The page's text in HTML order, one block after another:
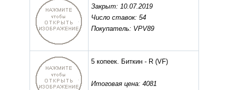
Закрыт: 10.07.2019
Число ставок: 54
Покупатель: VPV89
5 копеек. Биткин - R(VF)
Итоговая цена: 4081